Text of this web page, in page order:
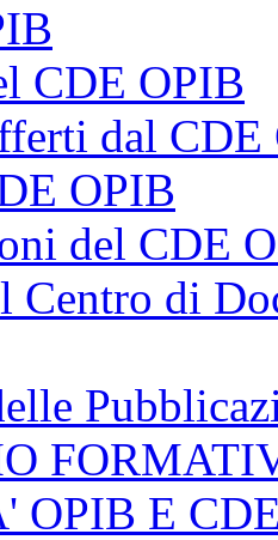
CDE OPIB
dal CDE
OPIB
del CDE
di
OPIB E